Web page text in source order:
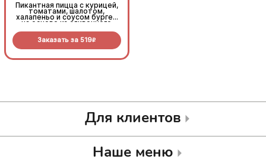
Пикантная пицца с курицей,
томатами, шалотом,
халапеньо и соусом бургер
на основе из сливочного
Заказать за 519R
Для клиентов
Наше меню